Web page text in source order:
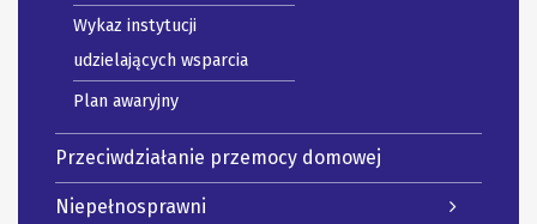
Wykaz instytucji
udzielających wsparcia
Plan awaryjny
Przeciwdziałanie przemocy domowej
Niepełnosprawni